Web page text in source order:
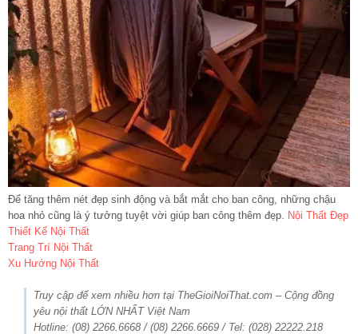
Để tăng thêm nét đẹp sinh động và bắt mắt cho ban công, những chậu
hoa nhỏ cũng là ý tưởng tuyệt vời giúp ban công thêm đẹp. Nội Thất Đẹp
Thiết Kế Nội Thất
Trang Trí Nội Thất
Xu Hướng Nội Thất
Truy cập để xem nhiều hơn tại TheGioiNoiThat.com – Cộng đồng
yêu nội thất LỚN NHẤT Việt Nam
Hotline: (08) 2266.6668 / (08) 2266.6669 / Tel: (028) 22222.218